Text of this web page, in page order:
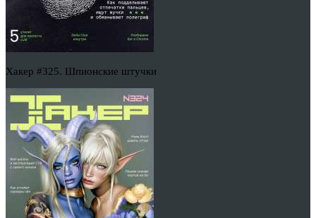
Хакер #325. Шпионские штучки